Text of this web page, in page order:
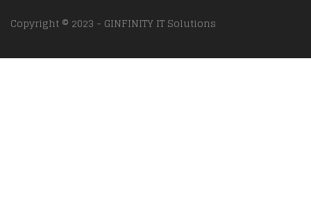
Copyright © 2023 - GINFINITY IT Solutions